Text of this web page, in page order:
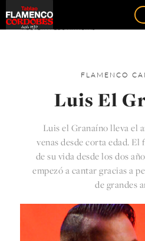
VOLVER A LOS ARTISTAS
FLAMENCO
Luis El
Luis el Granaíno lleva el
venas desde corta edad.
de su vida desde los dos
empezó a cantar gracias a
de grandes